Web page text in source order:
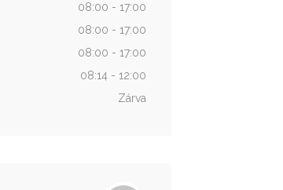
08:00 - 17:00
08:00 - 17:00
08:00 - 17:00
08:14 - 12:00
Zárva